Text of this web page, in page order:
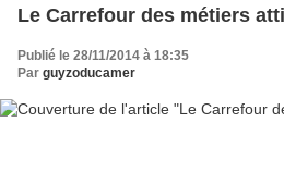
Le Carrefour des métiers
Publié le 28/11/2014 à 18:35
Par guyzoducamer